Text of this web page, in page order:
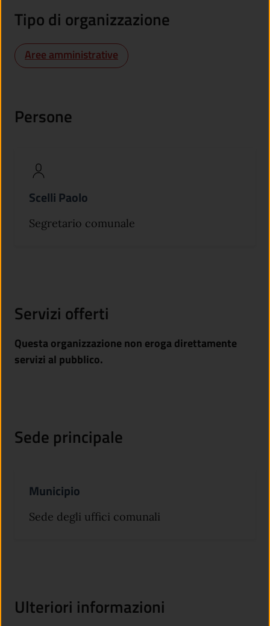
Tipo di organizzazione
Aree amministrative
Persone
Scelli Paolo
Segretario comunale
Servizi offerti
Questa organizzazione non eroga direttamente
servizi al pubblico.
Sede principale
Municipio
Sede degli uffici comunali
Ulteriori informazioni